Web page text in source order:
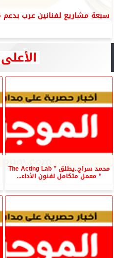
سبعة مشاريع لفنانين عرب
محمد سراج..يطلق ” The Acting Lab
” معمل متكامل لفنون الأداء...